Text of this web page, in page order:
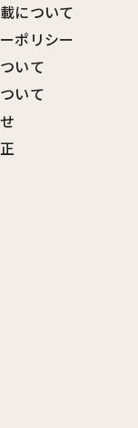
について
ポリシー
いて
いて